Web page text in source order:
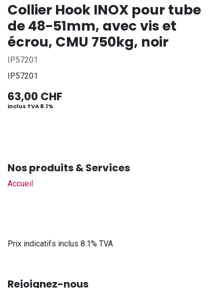
Collier Hook INOX pour tube
de 48-51mm, avec vis et
écrou, CMU 750kg, noir
IP57201
IP57201
63,00 CHF
inclus TVA 8.1%
Nos produits & Services
Accueil
Prix indicatifs inclus 8.1% TVA
Rejoignez-nous